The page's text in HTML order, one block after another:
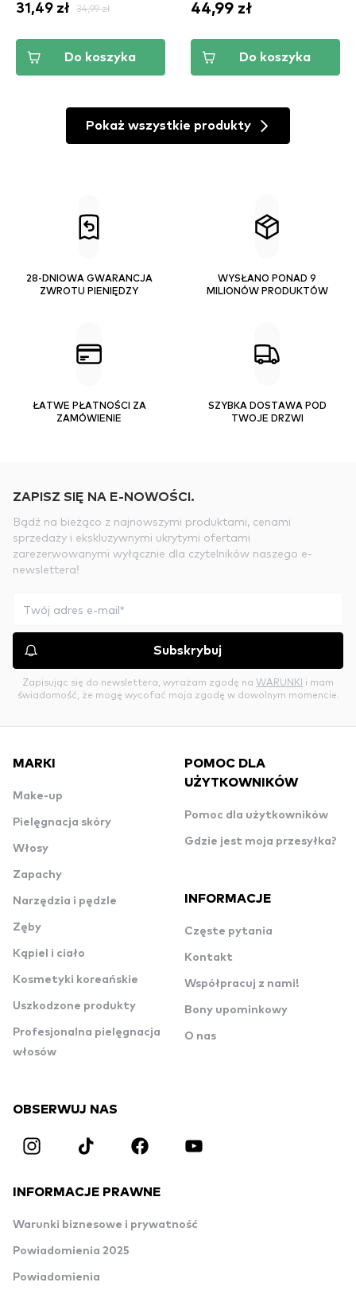
31,49 zł 34,99 zł
Do koszyka
44,99 zł
Do koszyka
Pokaż wszystkie produkty
28-DNIOWA GWARANCJA
ZWROTU PIENIĘDZY
WYSŁANO PONAD 9
MILIONÓW PRODUKTÓW
ŁATWE PŁATNOŚCI ZA
ZAMÓWIENIE
SZYBKA DOSTAWA POD
TWOJE DRZWI
ZAPISZ SIĘ NA E-NOWOŚCI.
Bądź na bieżąco z najnowszymi produktami, cenami
sprzedaży i ekskluzywnymi ukrytymi ofertami
zarezerwowanymi wyłącznie dla czytelników naszego e-
newslettera!
Subskrybuj
Zapisując się do newslettera, wyrażam zgodę na WARUNKI i mam
świadomość, że mogę wycofać moja zgodę w dowolnym momencie.
MARKI
Make-up
Pielęgnacja skóry
Włosy
Zapachy
Narzędzia i pędzle
Zęby
Kąpiel i ciało
Kosmetyki koreańskie
Uszkodzone produkty
Profesjonalna pielęgnacja
włosów
POMOC DLA
UŻYTKOWNIKÓW
Pomoc dla użytkowników
Gdzie jest moja przesyłka?
INFORMACJE
Częste pytania
Kontakt
Współpracuj z nami!
Bony upominkowy
O nas
OBSERWUJ NAS
INFORMACJE PRAWNE
Warunki biznesowe i prywatność
Powiadomienia 2025
Powiadomienia